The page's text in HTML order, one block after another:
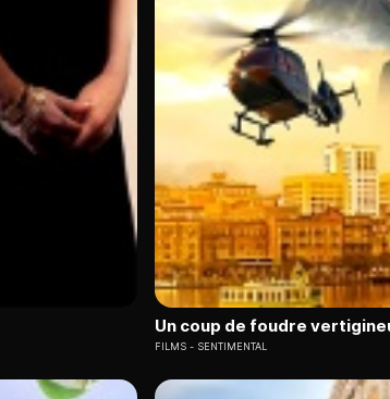
Un coup de foudre
FILMS SENTIMENTAL